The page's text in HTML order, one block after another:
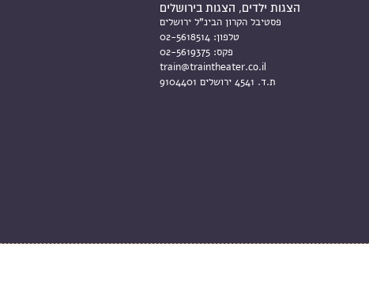
הצגות ילדים, הצגות בירושלים
פסטיבל הקרון הבינ"ל ירושלים
טלפון:
פקס:
train@traintheater.co.il
ת.ד. 4541 ירושלים 9104401